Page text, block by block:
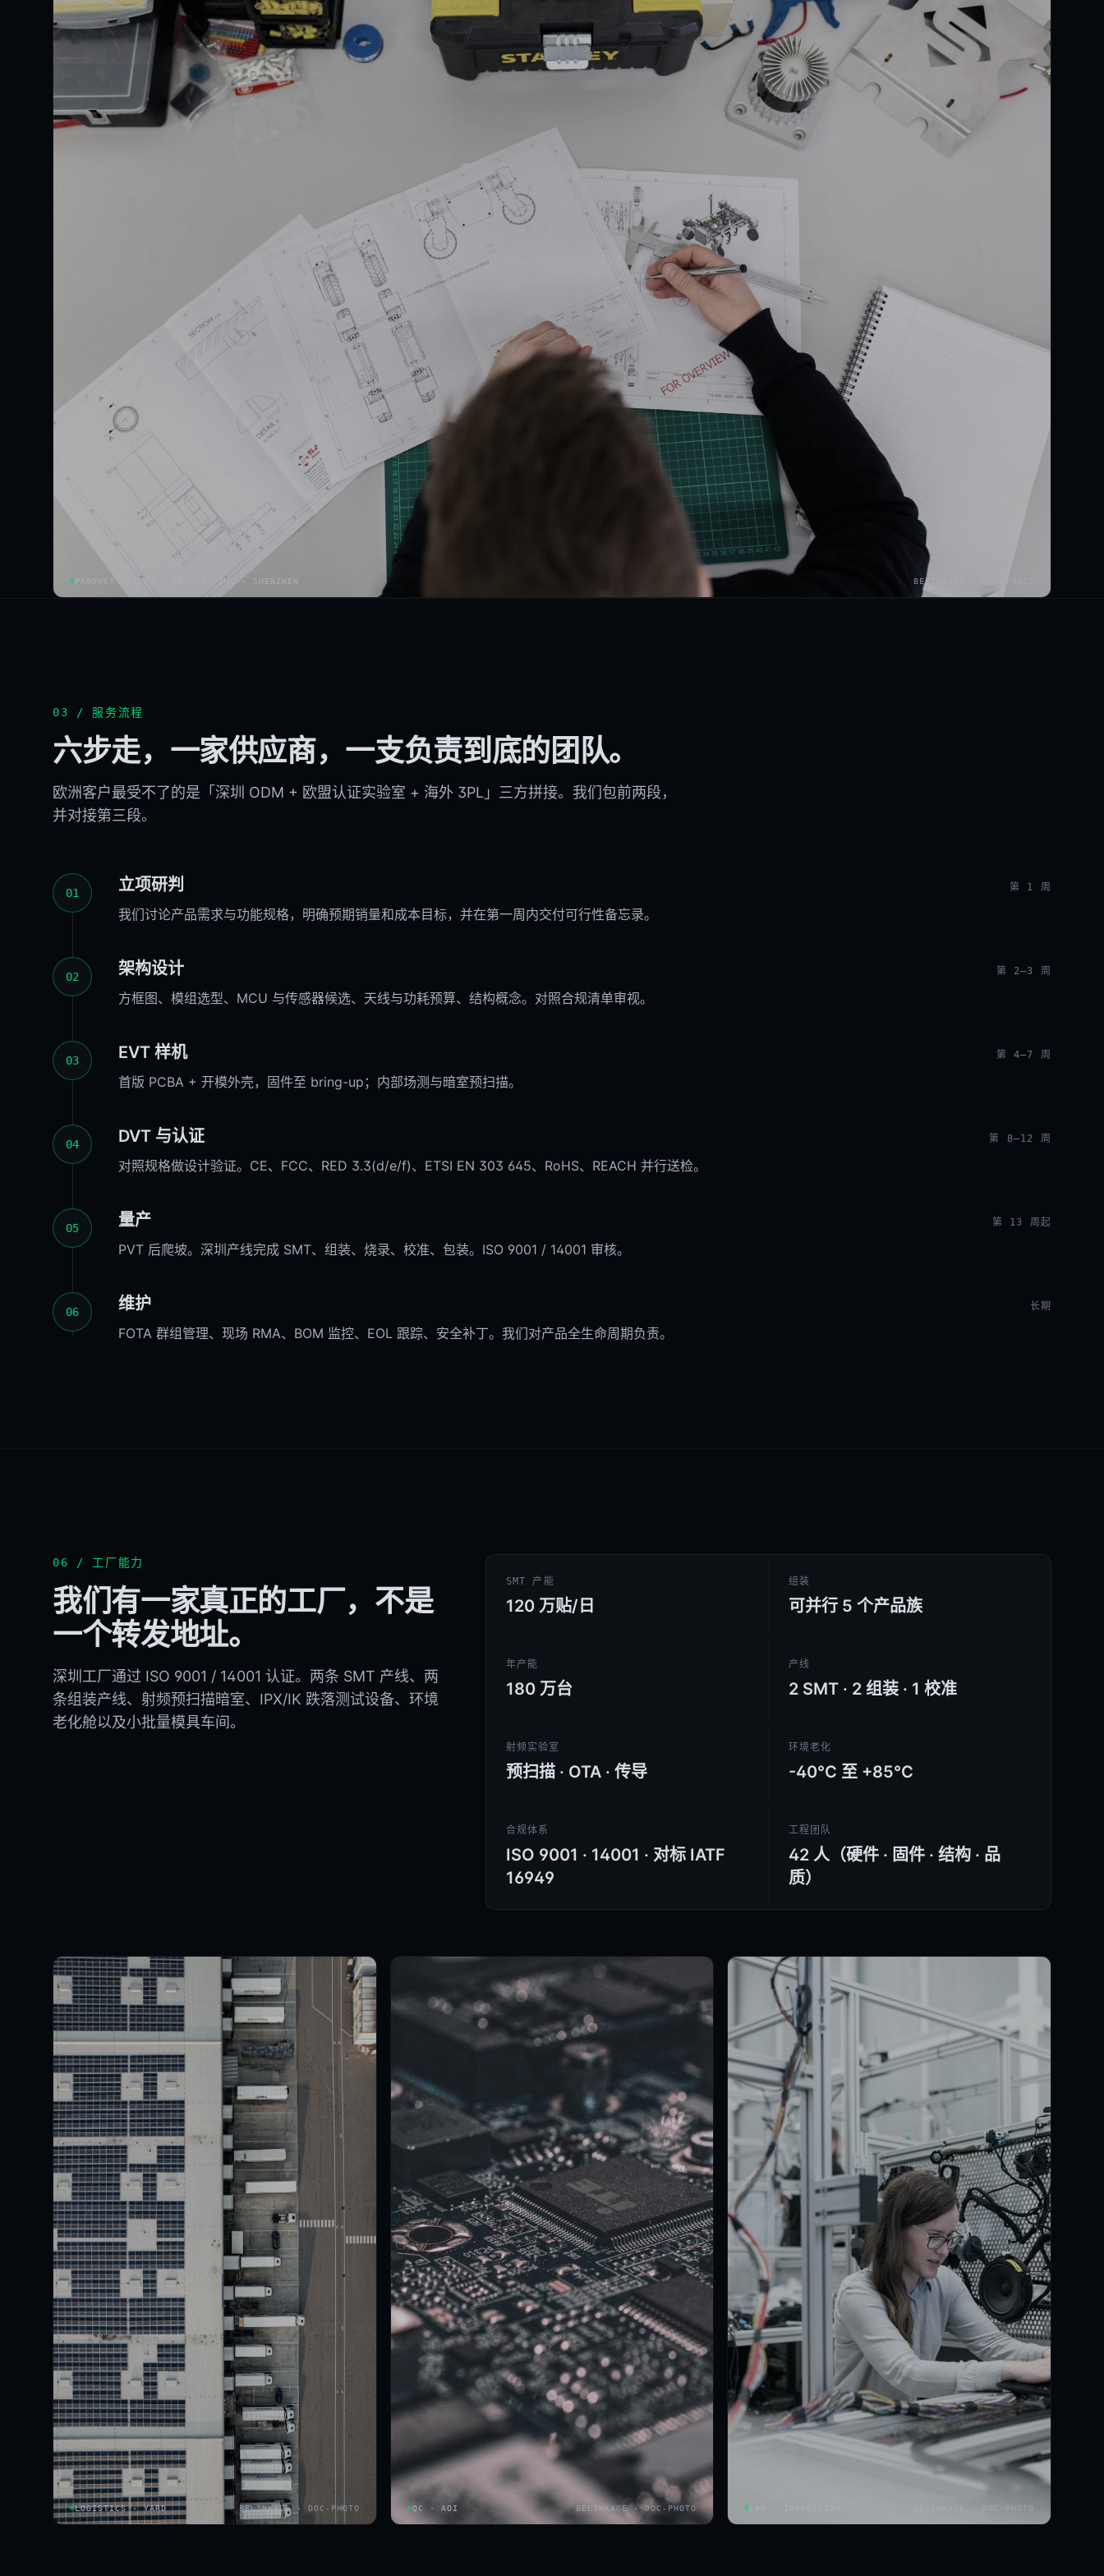
PRODUCT DESIGN · PROTOTYPING · SHENZHEN BELINKAGE · DOC-PHOTO
03 / 服务流程
六步走，一家供应商，一支负责到底的团队。
欧洲客户最受不了的是「深圳 ODM + 欧盟认证实验室 + 海外 3PL」三方拼接。我们包前两段，
并对接第三段。
01 立项研判 第 1 周
我们讨论产品需求与功能规格，明确预期销量和成本目标，并在第一周内交付可行性备忘录。
02 架构设计 第 2–3 周
方框图、模组选型、MCU 与传感器候选、天线与功耗预算、结构概念。对照合规清单审视。
03 EVT 样机 第 4–7 周
首版 PCBA + 开模外壳，固件至 bring-up；内部场测与暗室预扫描。
04 DVT 与认证 第 8–12 周
对照规格做设计验证。CE、FCC、RED 3.3(d/e/f)、ETSI EN 303 645、RoHS、REACH 并行送检。
05 量产 第 13 周起
PVT 后爬坡。深圳产线完成 SMT、组装、烧录、校准、包装。ISO 9001 / 14001 审核。
06 维护 长期
FOTA 群组管理、现场 RMA、BOM 监控、EOL 跟踪、安全补丁。我们对产品全生命周期负责。
06 / 工厂能力
我们有一家真正的工厂，不是
一个转发地址。
深圳工厂通过 ISO 9001 / 14001 认证。两条 SMT 产线、两
条组装产线、射频预扫描暗室、IPX/IK 跌落测试设备、环境
老化舱以及小批量模具车间。
SMT 产能
120 万贴/日
组装
可并行 5 个产品族
年产能
180 万台
产线
2 SMT · 2 组装 · 1 校准
射频实验室
预扫描 · OTA · 传导
环境老化
-40°C 至 +85°C
合规体系
ISO 9001 · 14001 · 对标 IATF
16949
工程团队
42 人（硬件 · 固件 · 结构 · 品
质）
LOGISTICS · YARD BELINKAGE · DOC-PHOTO QC · AOI BELINKAGE · DOC-PHOTO LAB · INSPECTION BELINKAGE · DOC-PHOTO